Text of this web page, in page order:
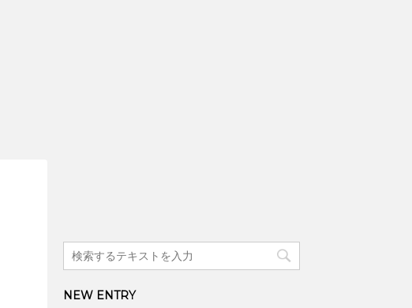
NEW ENTRY